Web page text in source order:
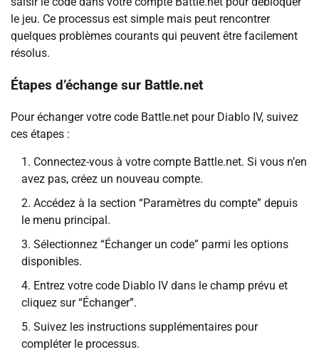
le jeu. Ce processus est simple mais peut rencontrer
quelques problèmes courants qui peuvent être facilement
résolus.
Étapes d’échange sur Battle.net
Pour échanger votre code Battle.net pour Diablo IV, suivez
ces étapes :
Connectez-vous à votre compte Battle.net. Si vous n’en
avez pas, créez un nouveau compte.
Accédez à la section “Paramètres du compte” depuis
le menu principal.
Sélectionnez “Échanger un code” parmi les options
disponibles.
Entrez votre code Diablo IV dans le champ prévu et
cliquez sur “Échanger”.
Suivez les instructions supplémentaires pour
compléter le processus.